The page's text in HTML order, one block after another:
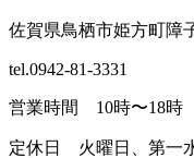
佐賀県鳥栖市姫方町障
tel.0942-81-3331
営業時間 10時〜18時
定休日 火曜日、第一